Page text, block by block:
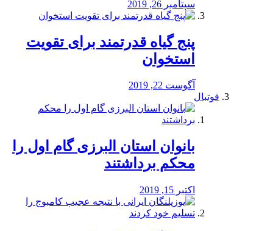
سپتامبر 26, 2019
پنج گیاه قدرتمند برای تقویت
استخوان
آگوست 22, 2019
فوتبال
بانوان استان البرزی گام اول را
محكم برداشتند
اکتبر 15, 2019